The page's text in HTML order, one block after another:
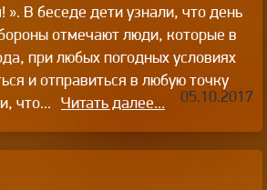
». В беседе дети узнали, что день
отмечают люди, которые в
при любых погодных условиях
и отправиться в любую точку
что... Читать далее... 05.10.2017